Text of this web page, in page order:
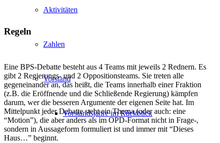
Aktivitäten
Zahlen
Vorstand
Vorstandsjahre im Rückblick
Regeln
Eine BPS-Debatte besteht aus 4 Teams mit jeweils 2 Rednern. Es
gibt 2 Regierungs- und 2 Oppositionsteams. Sie treten alle
gegeneinander an, das heißt, die Teams innerhalb einer Fraktion
(z.B. die Eröffnende und die Schließende Regierung) kämpfen
darum, wer die besseren Argumente der eigenen Seite hat. Im
Mittelpunkt jeder Debatte steht ein Thema (oder auch: eine
“Motion”), die aber anders als im OPD-Format nicht in Frage-,
sondern in Aussageform formuliert ist und immer mit “Dieses
Haus…” beginnt.